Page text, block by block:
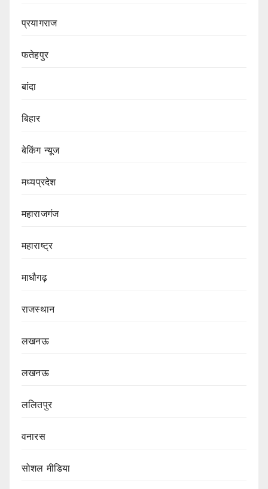
प्रयागराज
फतेहपुर
बांदा
बिहार
बेकिंग न्यूज
मध्यप्रदेश
महाराजगंज
महाराष्ट्र
माधौगढ़
राजस्थान
लखनऊ
लखनऊ
ललितपुर
वनारस
सोशल मीडिया